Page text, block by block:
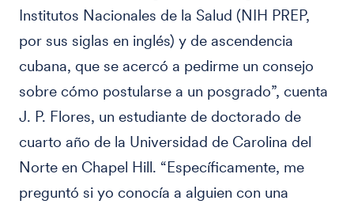
Institutos Nacionales de la Salud (NIH PREP,
por sus siglas en inglés) y de ascendencia
cubana, que se acercó a pedirme un consejo
sobre cómo postularse a un posgrado”, cuenta
J. P. Flores, un estudiante de doctorado de
cuarto año de la Universidad de Carolina del
Norte en Chapel Hill. “Específicamente, me
preguntó si yo conocía a alguien con una